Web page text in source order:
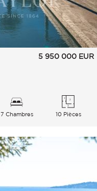
5 950 000 EUR
7 Chambres 10 Pièces